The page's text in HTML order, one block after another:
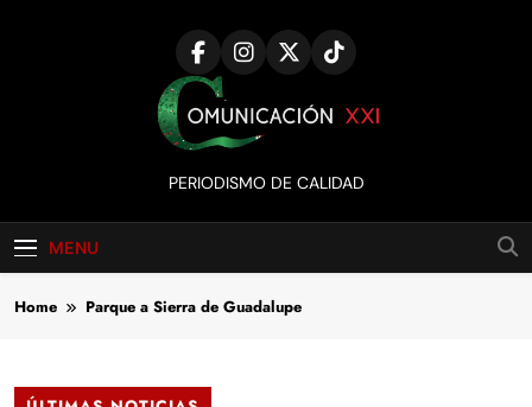
Comunicación
XXI
PERIODISMO DE CALIDAD
MENU
Home Parque a Sierra de Guadalupe